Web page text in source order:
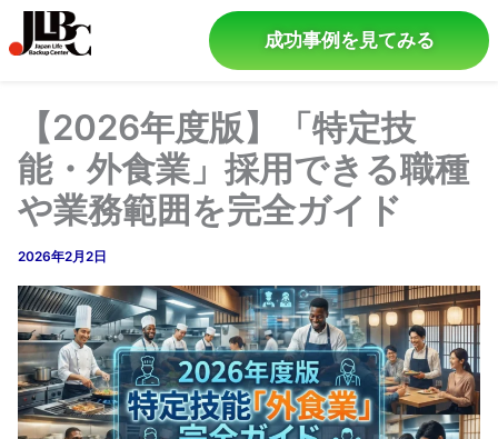
成功事例を見てみる
【2026年度版】「特定技
能・外食業」採用できる職種
や業務範囲を完全ガイド
2026年2月2日